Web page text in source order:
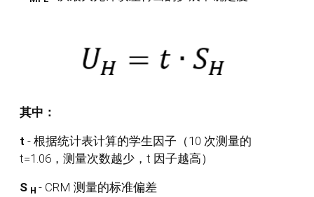
其中：
t - 根据统计表计算的学生因子（10 次测量的
t=1.06，测量次数越少，t 因子越高）
S H - CRM 测量的标准偏差